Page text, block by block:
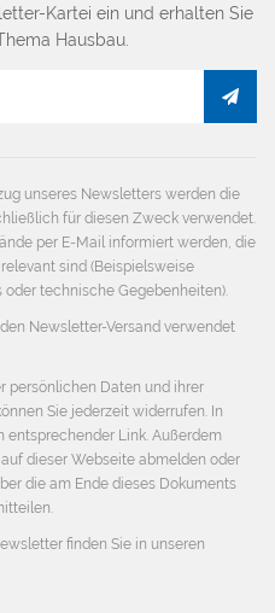
Kartei ein und erhalten Sie
Hausbau.
unseres Newsletters werden die
für diesen Zweck verwendet.
per E-Mail informiert werden, die
sind (Beispielsweise
technische Gegebenheiten).
Newsletter-Versand verwendet
persönlichen Daten und ihrer
Sie jederzeit widerrufen. In
Link. Außerdem
dieser Webseite abmelden oder
die am Ende dieses Dokuments
finden Sie in unseren